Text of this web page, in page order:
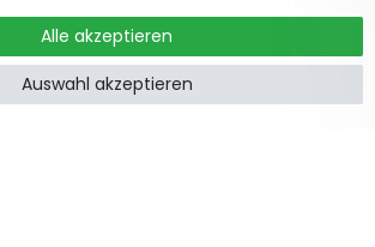
Alle akzeptieren
Auswahl akzeptieren
Informationen